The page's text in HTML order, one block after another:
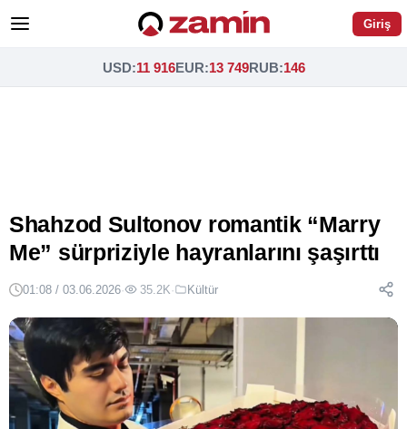
Giriş
USD:11 916EUR:13 749RUB:146
Shahzod Sultonov romantik “Marry
Me” sürpriziyle hayranlarını şaşırttı
01:08 / 03.06.2026· 35.2K· Kültür